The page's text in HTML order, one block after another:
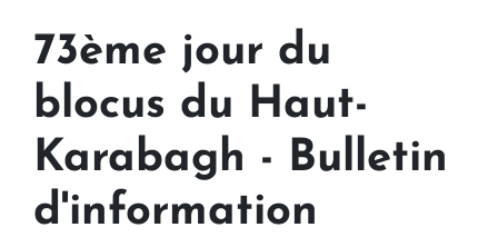
73ème jour du
blocus du Haut-
Karabagh - Bulletin
d'information